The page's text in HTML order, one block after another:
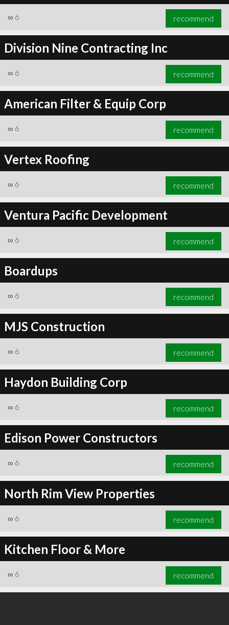
∞ 6 recommend
Division Nine Contracting Inc
∞ 6 recommend
American Filter & Equip Corp
∞ 6 recommend
Vertex Roofing
∞ 6 recommend
Ventura Pacific Development
∞ 6 recommend
Boardups
∞ 6 recommend
MJS Construction
∞ 6 recommend
Haydon Building Corp
∞ 6 recommend
Edison Power Constructors
∞ 6 recommend
North Rim View Properties
∞ 6 recommend
Kitchen Floor & More
∞ 6 recommend